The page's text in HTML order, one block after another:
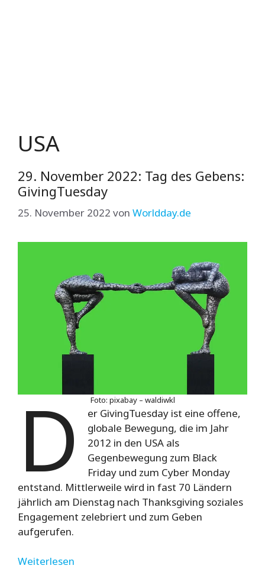
USA
29. November 2022: Tag des Gebens:
GivingTuesday
25. November 2022 von Worldday.de
Foto: pixabay – waldiwkl
D
er GivingTuesday ist eine offene,
globale Bewegung, die im Jahr
2012 in den USA als
Gegenbewegung zum Black
Friday und zum Cyber Monday
entstand. Mittlerweile wird in fast 70 Ländern
jährlich am Dienstag nach Thanksgiving soziales
Engagement zelebriert und zum Geben
aufgerufen.
Weiterlesen